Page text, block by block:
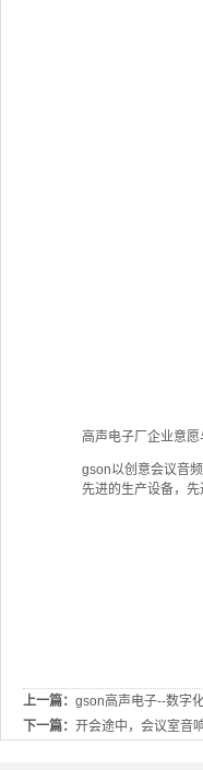
高声电子厂企业意愿
gson以创意会议音
先进的生产设备，
上一篇： gson高声电子--数字
下一篇： 开会途中，会议室音